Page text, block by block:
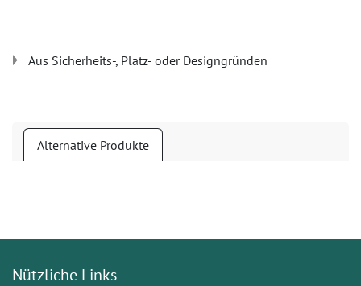
Aus Sicherheits-, Platz- oder Designgründen
Alternative Produkte
Nützliche Links